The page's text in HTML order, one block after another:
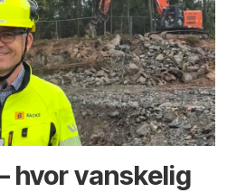
hvor vanskelig